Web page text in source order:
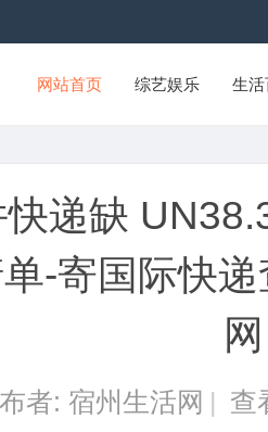
网站首页 综艺娱乐 生
递缺
-寄国际快
网
者: 宿州生活网 | 查